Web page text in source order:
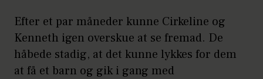
Efter et par måneder kunne Cirkeline og
Kenneth igen overskue at se fremad. De
håbede stadig, at det kunne lykkes for dem
at få et barn og gik i gang med